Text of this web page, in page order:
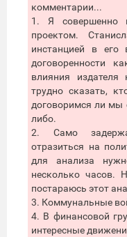
комментарии...
1. Я совершенно
проектом.
инстанцией в
договоренности
влияния издателя
трудно сказать,
договоримся ли мы
либо.
2. Само
отразиться на
для анализа
несколько часов.
постараюсь этот
3. Коммунальные
4. В финансовой
интересные